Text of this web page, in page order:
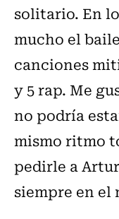
solitario. En
mucho el
canciones
y 5 rap. Me
no podría
mismo ritmo
pedirle a
siempre en el